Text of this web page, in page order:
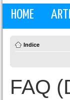
HOME
Indice
FAQ